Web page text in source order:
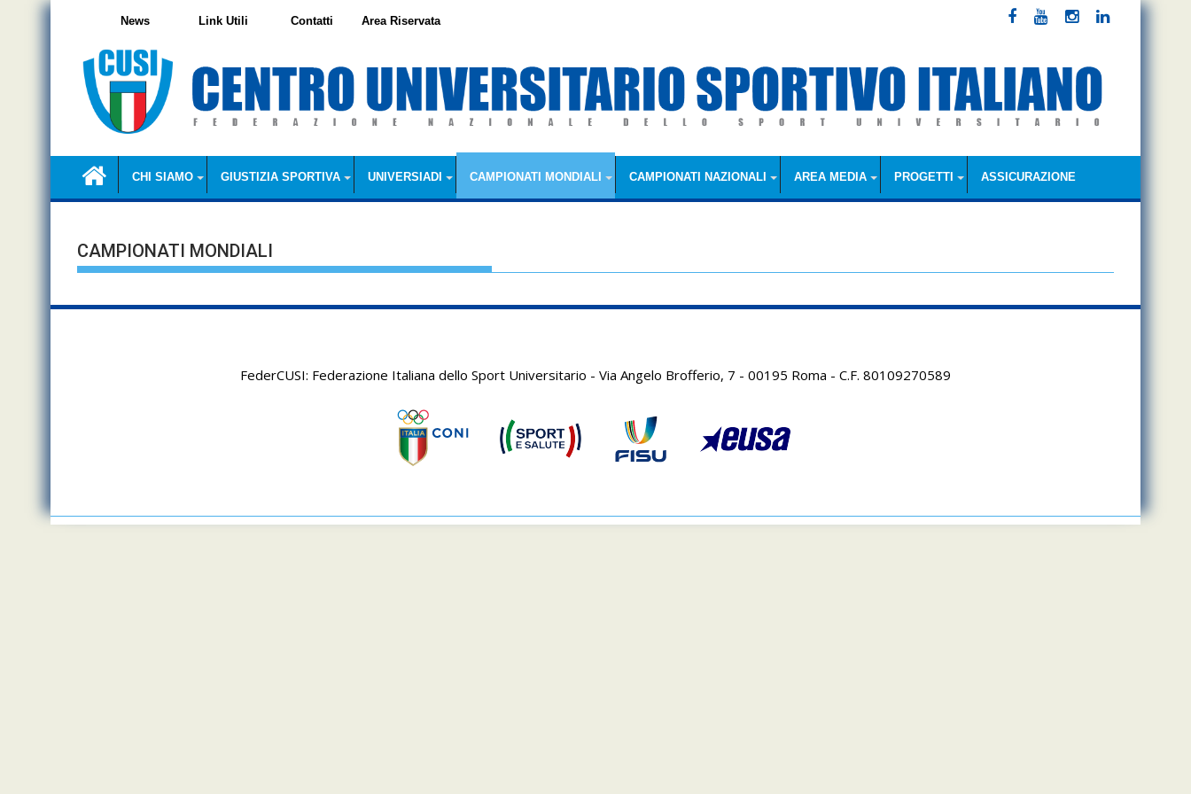
Skip
CHI SIAMO GIUSTIZIA SPORTIVA UNIVERSIADI CAMPIONATI MONDIALI CAMPIONATI NAZIONALI AREA MEDIA PROGETTI ASSICURAZIONE
News Link Utili Contatti Area Riservata
CAMPIONATI MONDIALI
FederCUSI: Federazione Italiana dello Sport Universitario - Via Angelo Brofferio, 7 - 00195 Roma - C.F. 80109270589